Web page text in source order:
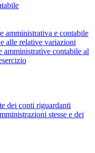
amministrativa e contabile
alle relative variazioni
contabile al
dei conti riguardanti
stesse e dei